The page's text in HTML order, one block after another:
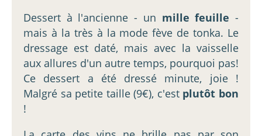
Dessert à l'ancienne - un mille feuille -
mais à la très à la mode fève de tonka. Le
dressage est daté, mais avec la vaisselle
aux allures d'un autre temps, pourquoi pas!
Ce dessert a été dressé minute, joie !
Malgré sa petite taille (9€), c'est plutôt bon
!